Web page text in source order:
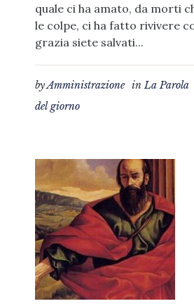
quale ci ha amato, da morti
le colpe, ci ha fatto rivivere
grazia siete salvati...
byAmministrazione inLa Parola
del giorno